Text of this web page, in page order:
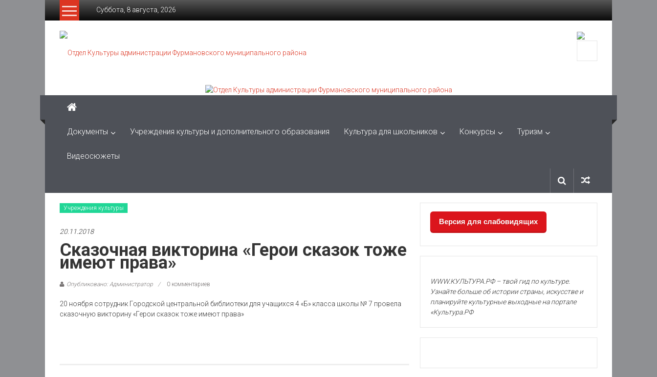
Суббота, 8 августа, 2026
Отдел
Культуры
Фурмановского
муниципального
района
Муниципальное
Документы Учреждения культуры и дополнительного образования Культура для школьников Конкурсы Туризм
Видеосюжеты
Учреждения культуры
20.11.2018
Сказочная викторина «Герои сказок тоже
имеют права»
Опубликовано: Администратор 0 комментариев
20 ноября сотрудник Городской центральной библиотеки для учащихся 4 «Б» класса школы № 7 провела
сказочную викторину «Герои сказок тоже имеют права»
Версия для слабовидящих
WWW.КУЛЬТУРА.РФ – твой гид по культуре.
Узнайте больше об истории страны, искусстве и
планируйте культурные выходные на портале
«Культура.РФ